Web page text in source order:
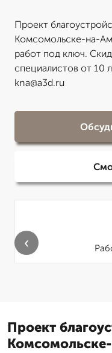
Проект
Комсомольске-на-
работ под ключ.
специалистов от 10
kna@a3d.ru
‹
Проект